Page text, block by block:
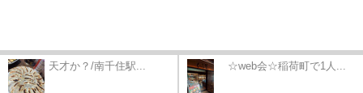
天才か？/南千住駅... ☆web会☆稲荷町で1人...